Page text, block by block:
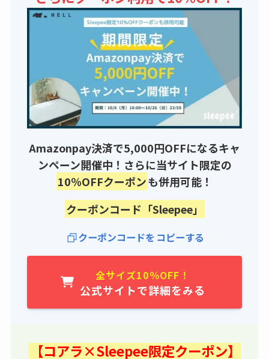
Amazonpay決済で5,000円OFFになるキャ
ンペーン開催中！さらに当サイト限定の
10％OFFクーポンも併用可能！
クーポンコード「Sleepee」
クーポンコードを コピーする
全サイズ10％OFF！
公式サイトで詳細をみる
【コアラ×Sleepee限定クーポン】